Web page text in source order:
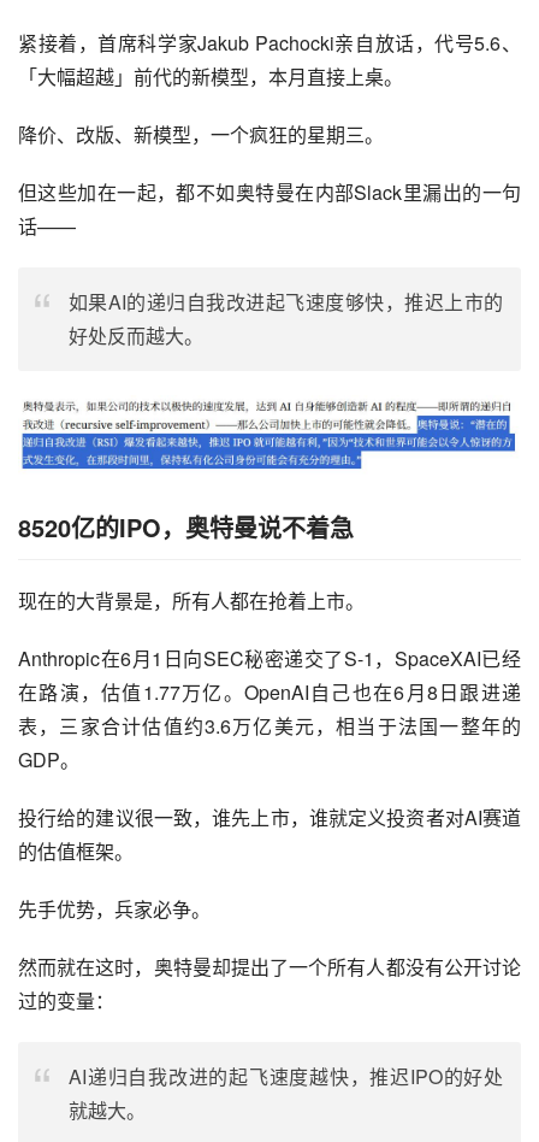
紧接着，首席科学家Jakub Pachocki亲自放话，代号5.6、
「大幅超越」前代的新模型，本月直接上桌。
降价、改版、新模型，一个疯狂的星期三。
但这些加在一起，都不如奥特曼在内部Slack里漏出的一句
话——
如果AI的递归自我改进起飞速度够快，推迟上市的
好处反而越大。
8520亿的IPO，奥特曼说不着急
现在的大背景是，所有人都在抢着上市。
Anthropic在6月1日向SEC秘密递交了S-1，SpaceXAI已经
在路演，估值1.77万亿。OpenAI自己也在6月8日跟进递
表，三家合计估值约3.6万亿美元，相当于法国一整年的
GDP。
投行给的建议很一致，谁先上市，谁就定义投资者对AI赛道
的估值框架。
先手优势，兵家必争。
然而就在这时，奥特曼却提出了一个所有人都没有公开讨论
过的变量：
AI递归自我改进的起飞速度越快，推迟IPO的好处
就越大。